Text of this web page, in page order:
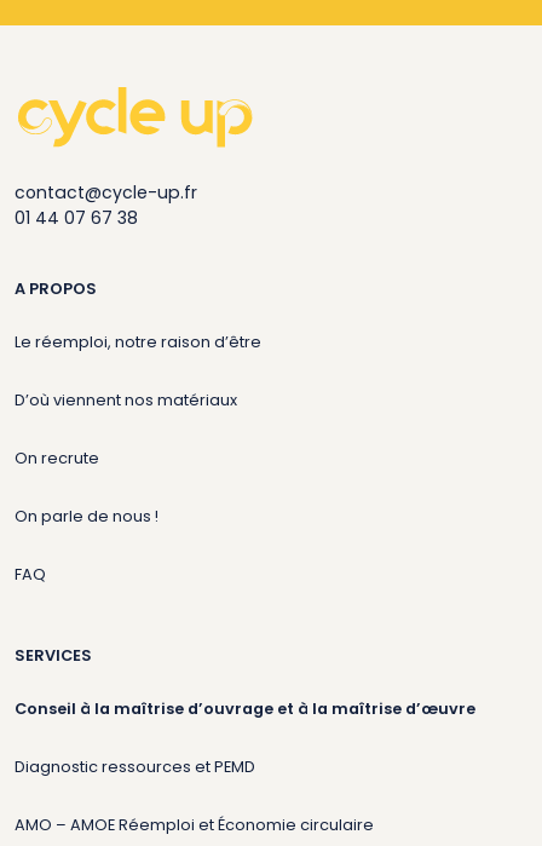
contact@cycle-up.fr
01 44 07 67 38
A PROPOS
Le réemploi, notre raison d’être
D’où viennent nos matériaux
On recrute
On parle de nous !
FAQ
SERVICES
Conseil à la maîtrise d’ouvrage et à la maîtrise d’œuvre
Diagnostic ressources et PEMD
AMO – AMOE Réemploi et Économie circulaire